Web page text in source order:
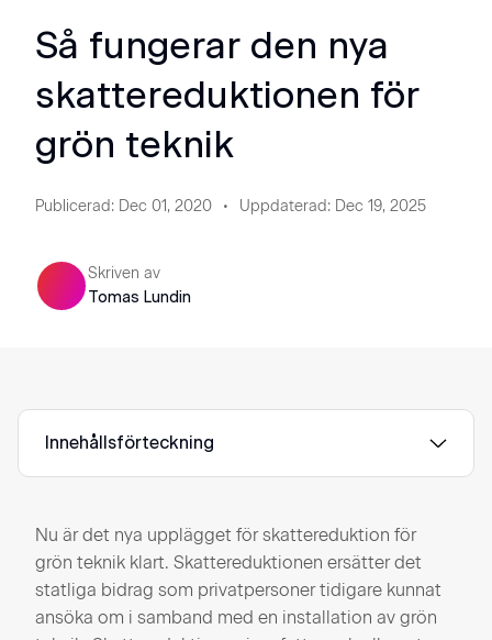
Så fungerar den nya
skattereduktionen för
grön teknik
Publicerad: Dec 01, 2020 Uppdaterad: Dec 19, 2025
Skriven av
Tomas Lundin
Innehållsförteckning
Nu är det nya upplägget för skattereduktion för
grön teknik klart. Skattereduktionen ersätter det
statliga bidrag som privatpersoner tidigare kunnat
ansöka om i samband med en installation av grön